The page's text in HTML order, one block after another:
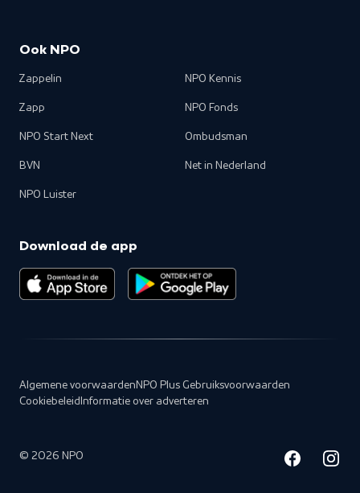
Ook NPO
Zappelin
Zapp
NPO Start Next
BVN
NPO Luister
NPO Kennis
NPO Fonds
Ombudsman
Net in Nederland
Download de app
Algemene voorwaarden NPO Plus Gebruiksvoorwaarden
Cookiebeleid Informatie over adverteren
© 2026 NPO